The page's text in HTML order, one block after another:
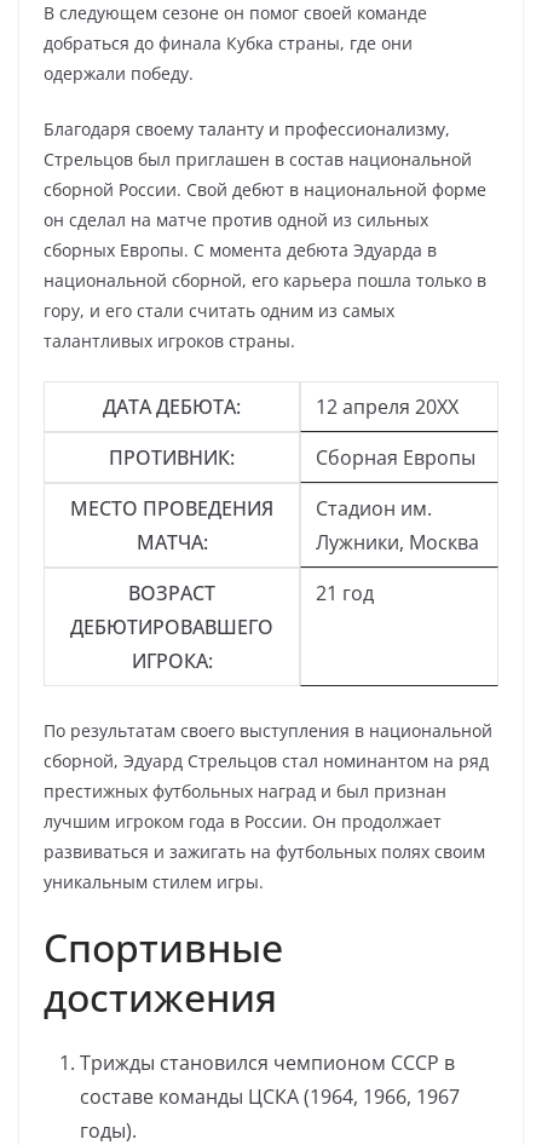
В следующем сезоне он помог своей команде
добраться до финала Кубка страны, где они
одержали победу.
Благодаря своему таланту и профессионализму,
Стрельцов был приглашен в состав национальной
сборной России. Свой дебют в национальной форме
он сделал на матче против одной из сильных
сборных Европы. С момента дебюта Эдуарда в
национальной сборной, его карьера пошла только в
гору, и его стали считать одним из самых
талантливых игроков страны.
ДАТА ДЕБЮТА:
12 апреля 20XX
ПРОТИВНИК:
Сборная Европы
МЕСТО ПРОВЕДЕНИЯ
МАТЧА:
Стадион им.
Лужники, Москва
ВОЗРАСТ
ДЕБЮТИРОВАВШЕГО
ИГРОКА:
21 год
По результатам своего выступления в национальной
сборной, Эдуард Стрельцов стал номинантом на ряд
престижных футбольных наград и был признан
лучшим игроком года в России. Он продолжает
развиваться и зажигать на футбольных полях своим
уникальным стилем игры.
Спортивные
достижения
Трижды становился чемпионом СССР в
составе команды ЦСКА (1964, 1966, 1967
годы).